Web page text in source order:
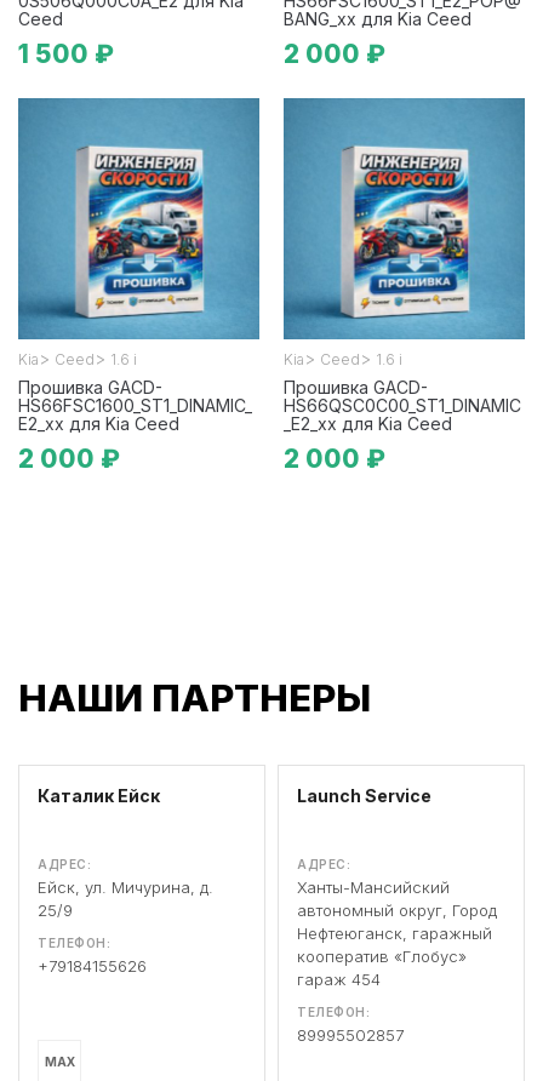
Ceed
1 500 ₽
BANG_xx для Kia Ceed
2 000 ₽
Kia > Ceed > 1.6 i
Прошивка GACD-
HS66FSC1600_ST1_DINAMIC_
E2_xx для Kia Ceed
2 000 ₽
Kia > Ceed > 1.6 i
Прошивка GACD-
HS66QSC0C00_ST1_DINAMIC
_E2_xx для Kia Ceed
2 000 ₽
НАШИ ПАРТНЕРЫ
Каталик Ейск
АДРЕС:
Ейск, ул. Мичурина, д.
25/9
ТЕЛЕФОН:
+79184155626
MAX
Launch Service
АДРЕС:
Ханты-Мансийский
автономный округ, Город
Нефтеюганск, гаражный
кооператив «Глобус»
гараж 454
ТЕЛЕФОН:
89995502857